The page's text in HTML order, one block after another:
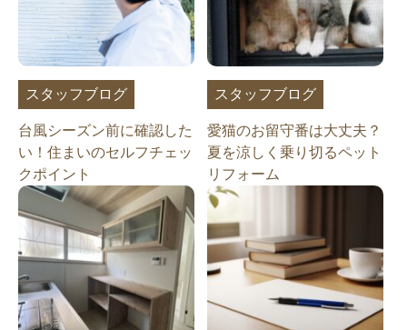
スタッフブログ
台風シーズン前に確認した
い！住まいのセルフチェッ
クポイント
スタッフブログ
愛猫のお留守番は大丈夫？
夏を涼しく乗り切るペット
リフォーム